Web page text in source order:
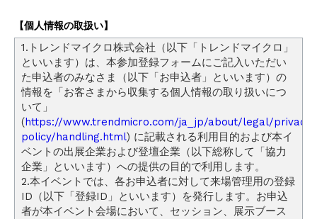
【個人情報の取扱い】
1.トレンドマイクロ株式会社（以下「トレンドマイクロ」
といいます）は、本参加登録フォームにご記入いただい
た申込者のみなさま（以下「お申込者」といいます）の
情報を「お客さまから収集する個人情報の取り扱いにつ
いて」
(https://www.trendmicro.com/ja_jp/about/legal/privacy-
policy/handling.html) に記載される利用目的および本イ
ベントの出展企業および登壇企業（以下総称して「協力
企業」といいます）への提供の目的で利用します。
2.本イベントでは、各お申込者に対して来場管理用の登録
ID（以下「登録ID」といいます）を発行します。お申込
者が本イベント会場において、セッション、展示ブース